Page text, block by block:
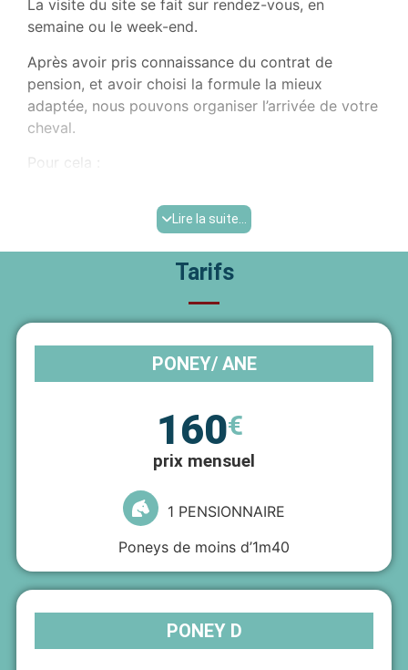
La visite du site se fait sur rendez-vous, en
semaine ou le week-end.
Après avoir pris connaissance du contrat de
pension, et avoir choisi la formule la mieux
adaptée, nous pouvons organiser l’arrivée de votre
cheval.
Pour cela :
Déferrés des 4 pieds
doivent être à jour
Parages, vermifuges et soins dentaires à jour
Certificat de bonne santé de moins de 6 mois
Lire la suite...
Tarifs
PONEY/ ANE
160€
prix mensuel
1 PENSIONNAIRE
Poneys de moins d’1m40
PONEY D